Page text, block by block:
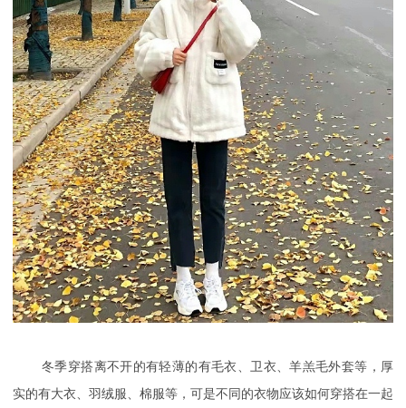
冬季穿搭离不开的有轻薄的有毛衣、卫衣、羊羔毛外套等，厚
实的有大衣、羽绒服、棉服等，可是不同的衣物应该如何穿搭在一起